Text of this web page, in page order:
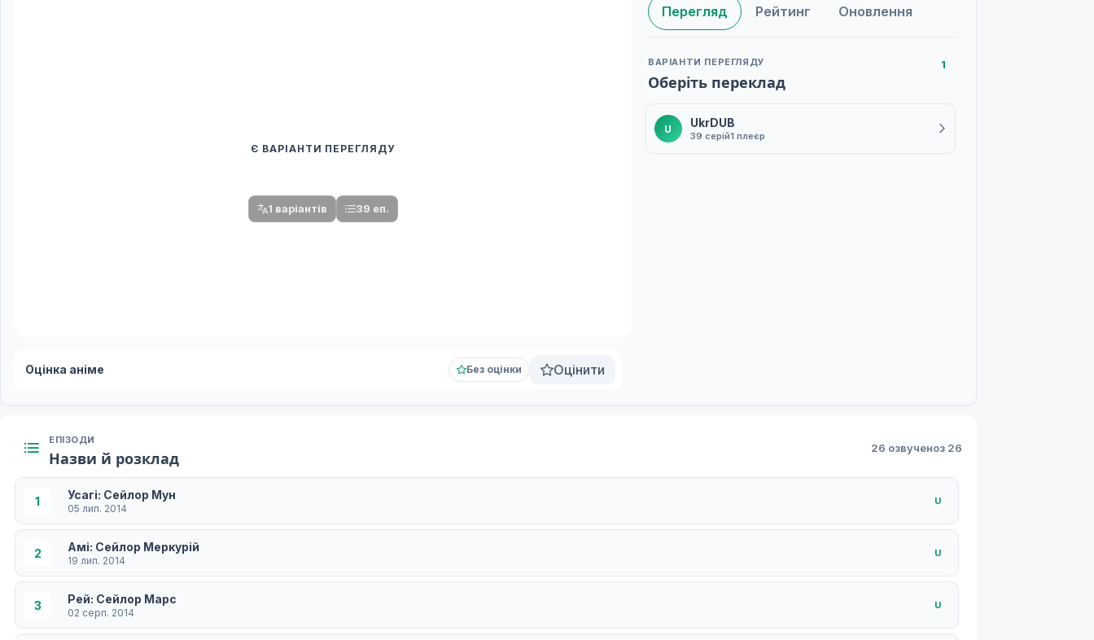
Є ВАРІАНТИ ПЕРЕГЛЯДУ
1 варіантів 39 еп.
Оцінка аніме Без оцінки Оцінити
Перегляд Рейтинг Оновлення
ВАРІАНТИ ПЕРЕГЛЯДУ
Оберіть переклад
1
U UkrDUB
39 серій1 плеєр
ЕПІЗОДИ
Назви й розклад
26 озвученоз 26
1 Усагі: Сейлор Мун
05 лип. 2014
U
2 Амі: Сейлор Меркурій
19 лип. 2014
U
3 Рей: Сейлор Марс
02 серп. 2014
U